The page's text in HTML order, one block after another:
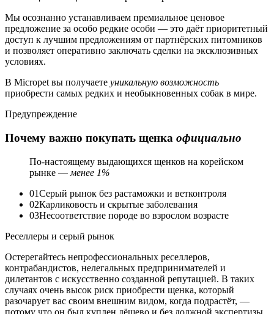
Мы осознанно устанавливаем премиальное ценовое
предложение за особо редкие особи — это даёт приоритетный
доступ к лучшим предложениям от партнёрских питомников
и позволяет оперативно заключать сделки на эксклюзивных
условиях.
В Micropet вы получаете уникальную возможность
приобрести самых редких и необыкновенных собак в мире.
Предупреждение
Почему важно покупать щенка официально
По-настоящему выдающихся щенков на корейском
рынке — менее 1%
01Серый рынок без растаможки и ветконтроля
02Карликовость и скрытые заболевания
03Несоответствие породе во взрослом возрасте
Реселлеры и серый рынок
Остерегайтесь непрофессиональных реселлеров,
контрабандистов, нелегальных предпринимателей и
дилетантов с искусственно созданной репутацией. В таких
случаях очень высок риск приобрести щенка, который
разочарует вас своим внешним видом, когда подрастёт, —
потому что он был куплен дёшево и без должной экспертизы.